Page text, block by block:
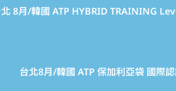
8月/韓國 ATP HYBRID TRAINING
台北8月/韓國 ATP 保加利亞袋 國際